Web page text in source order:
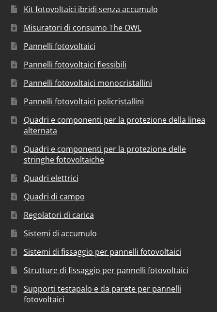
Kit fotovoltaici ibridi senza accumulo
Misuratori di consumo The OWL
Pannelli fotovoltaici
Pannelli fotovoltaici flessibili
Pannelli fotovoltaici monocristallini
Pannelli fotovoltaici policristallini
Quadri e componenti per la protezione della linea
alternata
Quadri e componenti per la protezione delle
stringhe fotovoltaiche
Quadri elettrici
Quadri di campo
Regolatori di carica
Sistemi di accumulo
Sistemi di fissaggio per pannelli fotovoltaici
Strutture di fissaggio per pannelli fotovoltaici
Supporti testapalo e da parete per pannelli
fotovoltaici